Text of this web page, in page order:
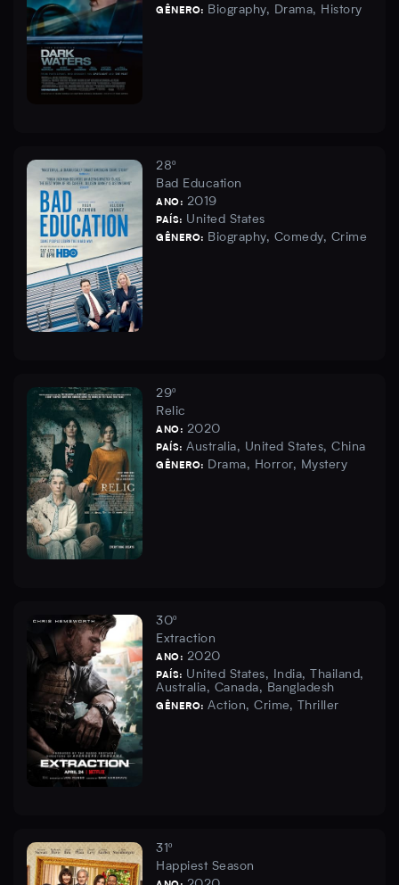
GÊNERO: Biography, Drama, History
28º
Bad Education
ANO: 2019
PAÍS: United States
GÊNERO: Biography, Comedy, Crime
29º
Relic
ANO: 2020
PAÍS: Australia, United States, China
GÊNERO: Drama, Horror, Mystery
30º
Extraction
ANO: 2020
PAÍS: United States, India, Thailand,
Australia, Canada, Bangladesh
GÊNERO: Action, Crime, Thriller
31º
Happiest Season